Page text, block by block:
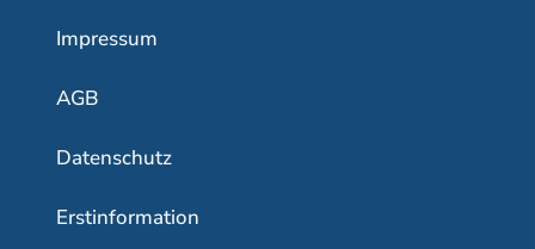
Impressum
AGB
Datenschutz
Erstinformation